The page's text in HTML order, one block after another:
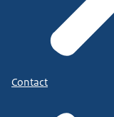
Contact